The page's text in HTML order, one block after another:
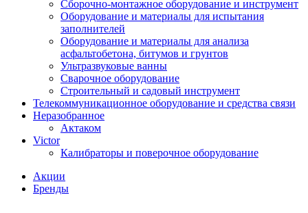
Сборочно-монтажное оборудование и инструмент
Оборудование и материалы для испытания
заполнителей
Оборудование и материалы для анализа
асфальтобетона, битумов и грунтов
Ультразвуковые ванны
Сварочное оборудование
Строительный и садовый инструмент
Телекоммуникационное оборудование и средства связи
Неразобранное
Актаком
Victor
Калибраторы и поверочное оборудование
Акции
Бренды